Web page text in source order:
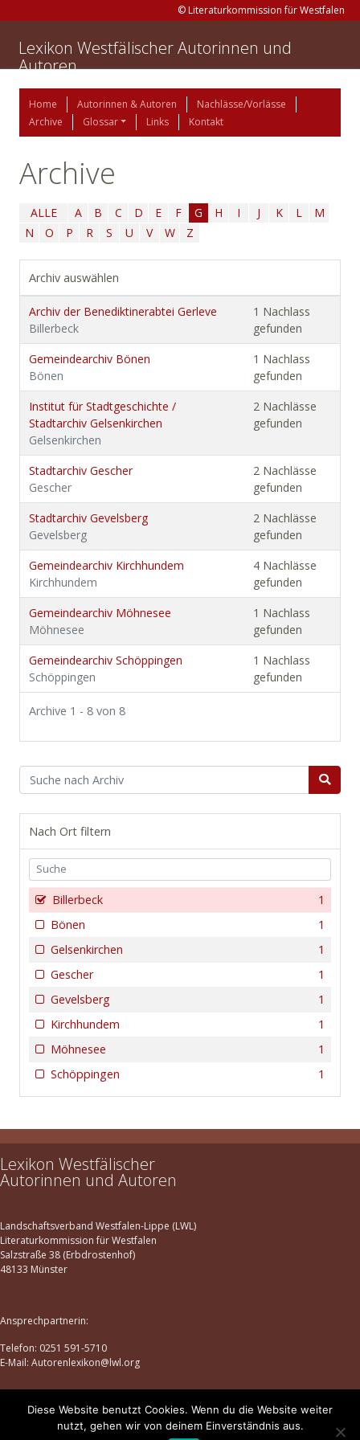
© Literaturkommission für Westfalen
Lexikon Westfälischer Autorinnen und
Autoren
Home Autorinnen & Autoren
Nachlässe/Vorlässe
Archive
Glossar Links Kontakt
Archive
ALLE A B C D E F G H I J K L
M
N
O P R S U V W Z
Archiv auswählen
Archiv der Benediktinerabtei Gerleve
Billerbeck
1 Nachlass
gefunden
Gemeindearchiv Bönen
Bönen
1 Nachlass
gefunden
Institut für Stadtgeschichte /
Stadtarchiv Gelsenkirchen
Gelsenkirchen
2 Nachlässe
gefunden
Stadtarchiv Gescher
Gescher
2 Nachlässe
gefunden
Stadtarchiv Gevelsberg
Gevelsberg
2 Nachlässe
gefunden
Gemeindearchiv Kirchhundem
Kirchhundem
4 Nachlässe
gefunden
Gemeindearchiv Möhnesee
Möhnesee
1 Nachlass
gefunden
Gemeindearchiv Schöppingen
Schöppingen
1 Nachlass
gefunden
Archive 1 - 8 von 8
Nach Ort filtern
1
Billerbeck
1
Bönen
1
Gelsenkirchen
1
Gescher
1
Gevelsberg
1
Kirchhundem
1
Möhnesee
1
Schöppingen
Lexikon Westfälischer
Autorinnen und Autoren
Landschaftsverband Westfalen-Lippe (LWL)
Literaturkommission für Westfalen
Salzstraße 38 (Erbdrostenhof)
48133 Münster
Ansprechpartnerin:
Telefon: 0251 591-5710
E-Mail: Autorenlexikon@lwl.org
Datenschutz |Impressum
Diese Website benutzt Cookies. Wenn du die Website weiter
nutzt, gehen wir von deinem Einverständnis aus.